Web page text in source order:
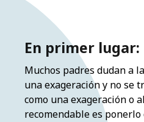
En primer
Muchos padres dudan a
una exageración y no se
como una exageración o
recomendable es